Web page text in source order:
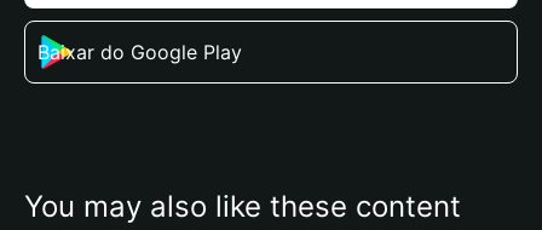
Baixar do Google Play
You may also like these content